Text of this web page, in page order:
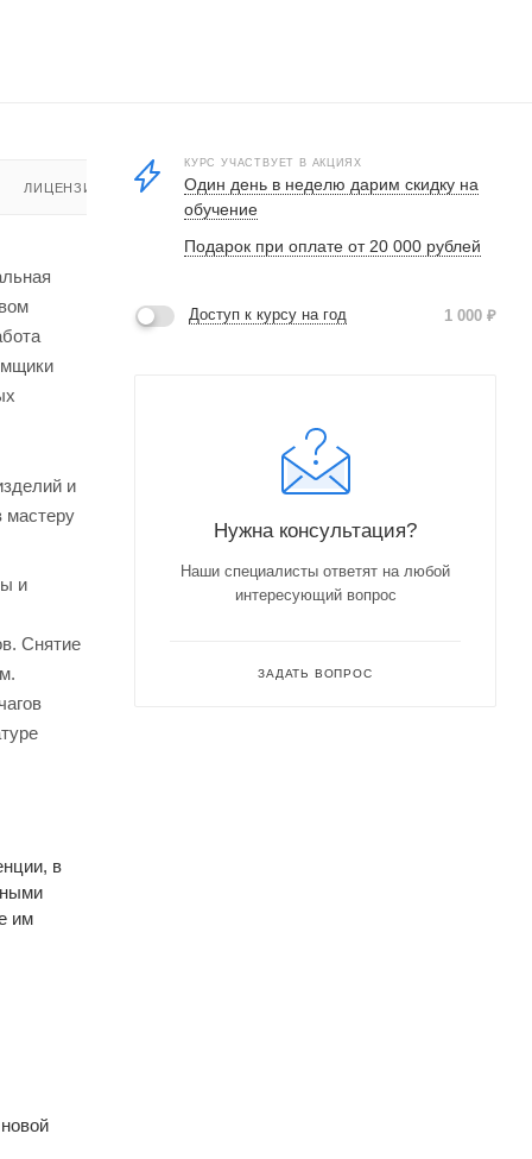
ЛИЦЕНЗИЯ
и
мастеру
и
Снятие
в
им
КУРС УЧАСТВУЕТ В АКЦИЯХ
Один день в неделю дарим скидку на
обучение
Подарок при оплате от 20 000 рублей
Доступ к курсу на год 1 000 ₽
Нужна консультация?
Наши специалисты ответят на любой
интересующий вопрос
ЗАДАТЬ ВОПРОС